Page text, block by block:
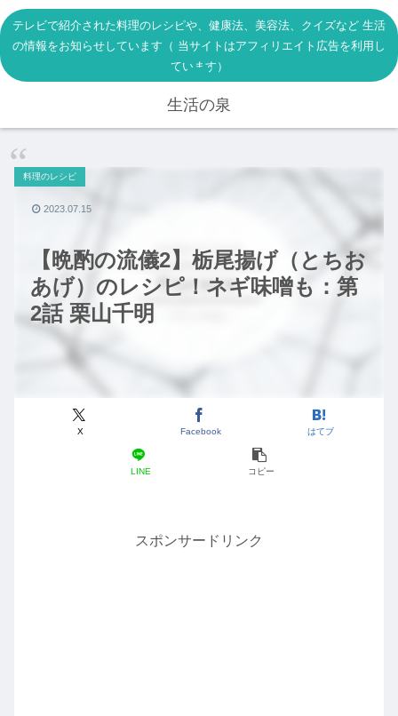
テレビで紹介された料理のレシピや、健康法、美容法、クイズなど 生活
の情報をお知らせしています（ 当サイトはアフィリエイト広告を利用し
ています）
生活の泉
【晩酌の流儀2】栃尾揚げ（とちお
あげ）のレシピ！ネギ味噌も：第
2話 栗山千明
料理のレシピ
X Facebook はてブ
LINE コピー
2023.07.15
スポンサードリンク